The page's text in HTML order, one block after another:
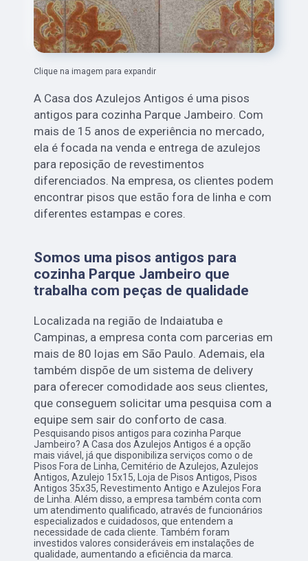
Clique na imagem para expandir
A Casa dos Azulejos Antigos é uma pisos
antigos para cozinha Parque Jambeiro. Com
mais de 15 anos de experiência no mercado,
ela é focada na venda e entrega de azulejos
para reposição de revestimentos
diferenciados. Na empresa, os clientes podem
encontrar pisos que estão fora de linha e com
diferentes estampas e cores.
Somos uma pisos antigos para
cozinha Parque Jambeiro que
trabalha com peças de qualidade
Localizada na região de Indaiatuba e
Campinas, a empresa conta com parcerias em
mais de 80 lojas em São Paulo. Ademais, ela
também dispõe de um sistema de delivery
para oferecer comodidade aos seus clientes,
que conseguem solicitar uma pesquisa com a
equipe sem sair do conforto de casa.
Pesquisando pisos antigos para cozinha Parque
Jambeiro? A Casa dos Azulejos Antigos é a opção
mais viável, já que disponibiliza serviços como o de
Pisos Fora de Linha, Cemitério de Azulejos, Azulejos
Antigos, Azulejo 15x15, Loja de Pisos Antigos, Pisos
Antigos 35x35, Revestimento Antigo e Azulejos Fora
de Linha. Além disso, a empresa também conta com
um atendimento qualificado, através de funcionários
especializados e cuidadosos, que entendem a
necessidade de cada cliente. Também foram
investidos valores consideráveis em instalações de
qualidade, aumentando a eficiência da marca.